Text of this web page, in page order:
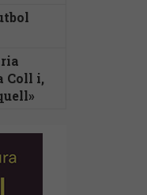
Coll i,